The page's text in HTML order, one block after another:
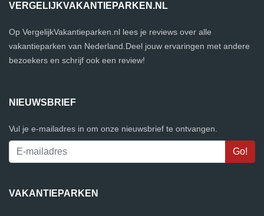
VERGELIJKVAKANTIEPARKEN.NL
Op VergelijkVakantieparken.nl lees je reviews over alle
vakantieparken van Nederland.Deel jouw ervaringen met andere
bezoekers en schrijf ook een review!
NIEUWSBRIEF
Vul je e-mailadres in om onze nieuwsbrief te ontvangen.
VAKANTIEPARKEN